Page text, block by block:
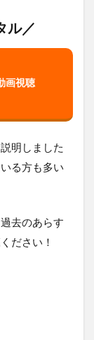
ル／
画視聴
明しました
る方も多い
去のあらす
ださい！